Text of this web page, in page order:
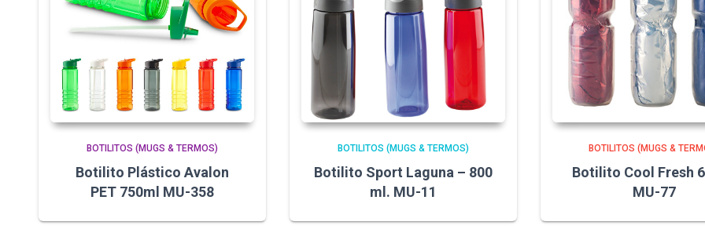
BOTILITOS (MUGS & TERMOS)
Botilito Plástico Avalon
PET 750ml MU-358
BOTILITOS (MUGS & TERMOS)
Botilito Sport Laguna – 800
ml. MU-11
BOTILITOS (MUGS &
Botilito Cool Fresh
MU-77